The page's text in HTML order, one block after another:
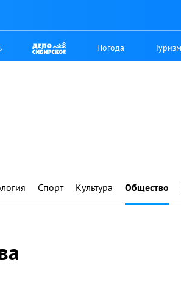
Погода Туризм
Спорт Культура Общество